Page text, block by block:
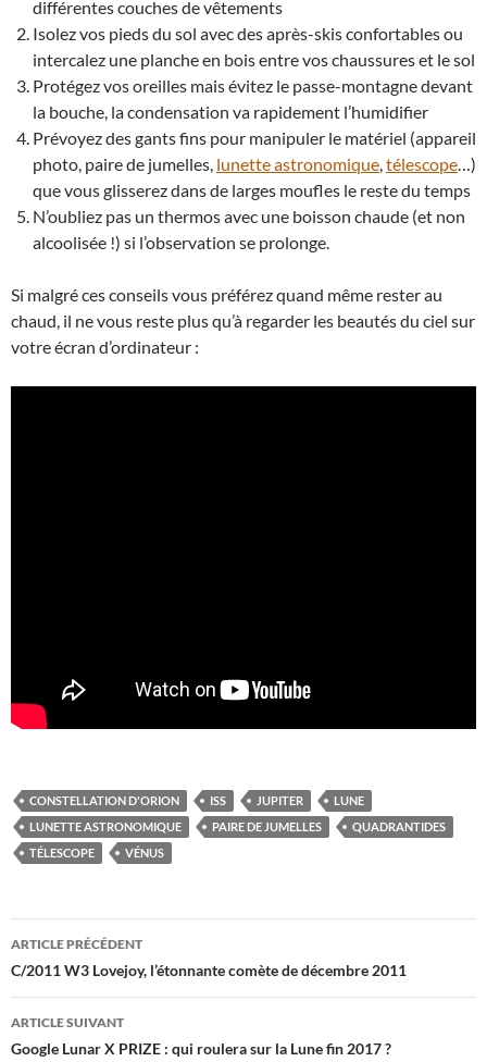
différentes couches de vêtements
Isolez vos pieds du sol avec des après-skis confortables ou
intercalez une planche en bois entre vos chaussures et le sol
Protégez vos oreilles mais évitez le passe-montagne devant
la bouche, la condensation va rapidement l’humidifier
Prévoyez des gants fins pour manipuler le matériel (appareil
photo, paire de jumelles, lunette astronomique télescope …)
que vous glisserez dans de larges moufles le reste du temps
N’oubliez pas un thermos avec une boisson chaude (et non
alcoolisée !) si l’observation se prolonge.
Si malgré ces conseils vous préférez quand même rester au
chaud, il ne vous reste plus qu’à regarder les beautés du ciel sur
votre écran d’ordinateur :
CONSTELLATION D'ORION ISS JUPITER
LUNE
LUNETTE ASTRONOMIQUE
PAIRE DE JUMELLES
QUADRANTIDES
TÉLESCOPE
VÉNUS
Navigation
des
articles
ARTICLE PRÉCÉDENT
C/2011 W3 Lovejoy, l’étonnante comète de décembre 2011
ARTICLE SUIVANT
Google Lunar X PRIZE : qui roulera sur la Lune fin 2017 ?